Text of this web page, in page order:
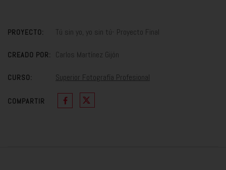
PROYECTO: Tú sin yo, yo sin tú- Proyecto Final
CREADO POR: Carlos Martínez Gijón
CURSO: Superior Fotografía Profesional
COMPARTIR